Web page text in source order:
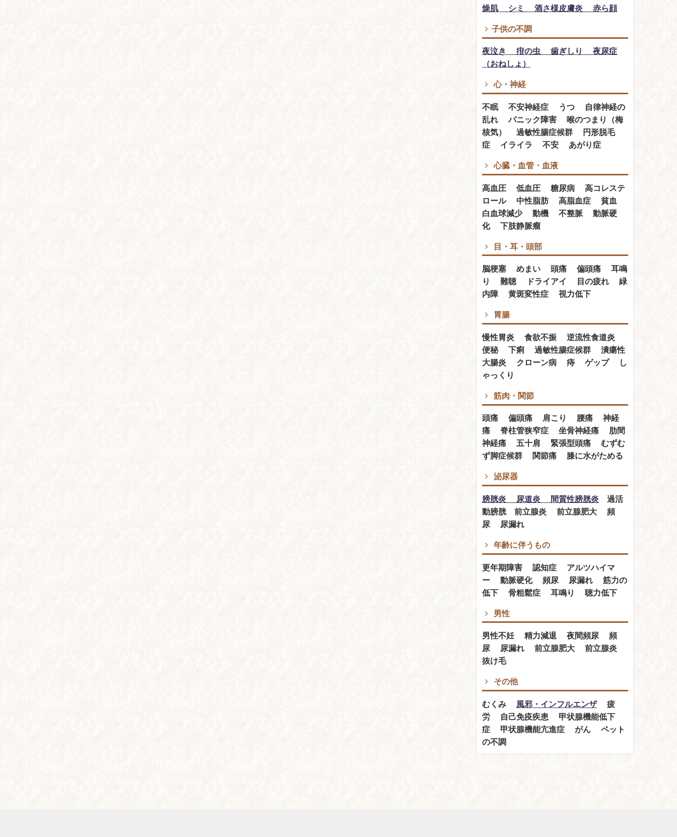
燥肌 シミ 酒さ様皮膚炎 赤ら顔
子供の不調
夜泣き 疳の虫 歯ぎしり 夜尿症
（おねしょ）
心・神経
不眠 不安神経症 うつ 自律神経の
乱れ パニック障害 喉のつまり（梅
核気） 過敏性腸症候群 円形脱毛
症 イライラ 不安 あがり症
心臓・血管・血液
高血圧 低血圧 糖尿病 高コレステ
ロール 中性脂肪 高脂血症 貧血
白血球減少 動機 不整脈 動脈硬
化 下肢静脈瘤
目・耳・頭部
脳梗塞 めまい 頭痛 偏頭痛 耳鳴
り 難聴 ドライアイ 目の疲れ 緑
内障 黄斑変性症 視力低下
胃腸
慢性胃炎 食欲不振 逆流性食道炎
便秘 下痢 過敏性腸症候群 潰瘍性
大腸炎 クローン病 痔 ゲップ し
ゃっくり
筋肉・関節
頭痛 偏頭痛 肩こり 腰痛 神経
痛 脊柱管狭窄症 坐骨神経痛 肋間
神経痛 五十肩 緊張型頭痛 むずむ
ず脚症候群 関節痛 膝に水がためる
泌尿器
膀胱炎 尿道炎 間質性膀胱炎過活
動膀胱 前立腺炎 前立腺肥大 頻
尿 尿漏れ
年齢に伴うもの
更年期障害 認知症 アルツハイマ
ー 動脈硬化 頻尿 尿漏れ 筋力の
低下 骨粗鬆症 耳鳴り 聴力低下
男性
男性不妊 精力減退 夜間頻尿 頻
尿 尿漏れ 前立腺肥大 前立腺炎
抜け毛
その他
むくみ 風邪・インフルエンザ疲
労 自己免疫疾患 甲状腺機能低下
症 甲状腺機能亢進症 がん ペット
の不調